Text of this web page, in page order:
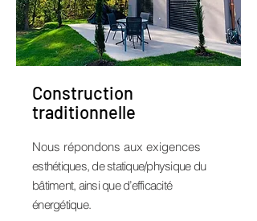
Construction
traditionnelle
Nous répondons aux exigences
esthétiques, de statique/physique du
bâtiment, ainsi que d’efficacité
énergétique.